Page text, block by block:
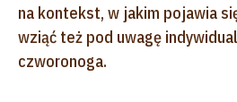
na kontekst, w jakim pojawia
wziąć też pod uwagę
czworonoga.